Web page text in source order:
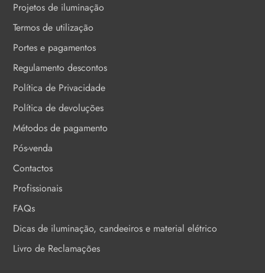
Projetos de iluminação
Termos de utilização
Portes e pagamentos
Regulamento descontos
Política de Privacidade
Política de devoluções
Métodos de pagamento
Pós-venda
Contactos
Profissionais
FAQs
Dicas de iluminação, candeeiros e material elétrico
Livro de Reclamações